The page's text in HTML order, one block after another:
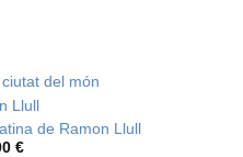
del món
Llull
de Ramon Llull
€